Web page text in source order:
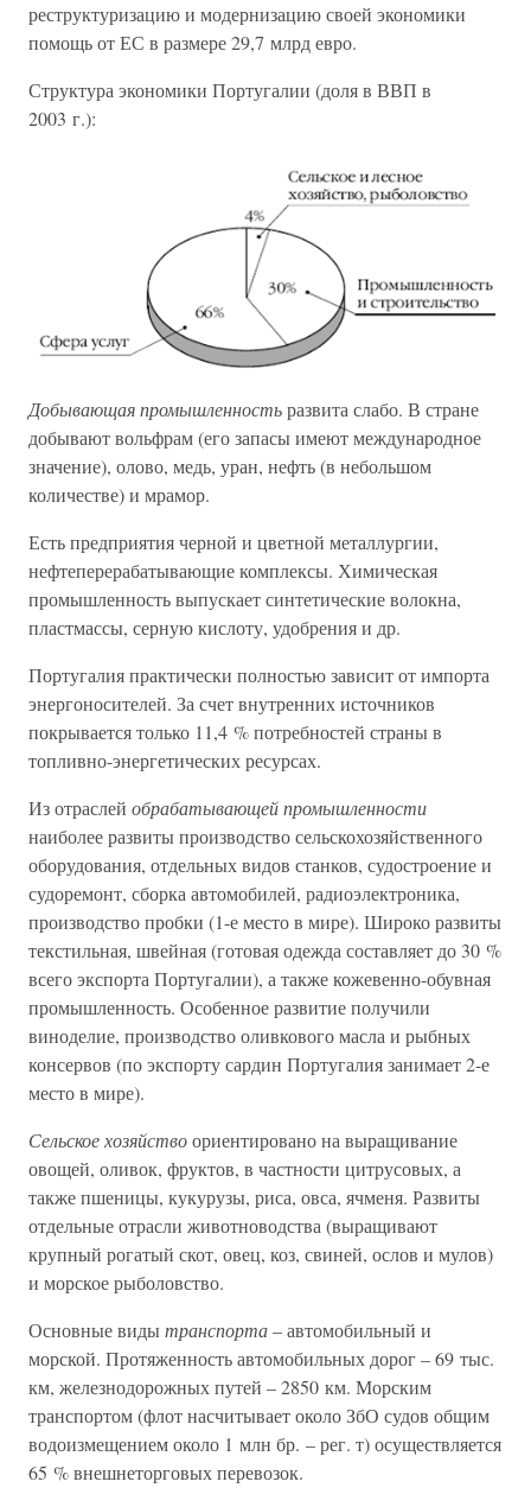
реструктуризацию и модернизацию своей экономики
помощь от ЕС в размере 29,7 млрд евро.
Структура экономики Португалии (доля в ВВП в
2003 г.):
Добывающая промышленностьразвита слабо. В стране
добывают вольфрам (его запасы имеют международное
значение), олово, медь, уран, нефть (в небольшом
количестве) и мрамор.
Есть предприятия черной и цветной металлургии,
нефтеперерабатывающие комплексы. Химическая
промышленность выпускает синтетические волокна,
пластмассы, серную кислоту, удобрения и др.
Португалия практически полностью зависит от импорта
энергоносителей. За счет внутренних источников
покрывается только 11,4 % потребностей страны в
топливно-энергетических ресурсах.
Из отраслей обрабатывающей промышленности
наиболее развиты производство сельскохозяйственного
оборудования, отдельных видов станков, судостроение и
судоремонт, сборка автомобилей, радиоэлектроника,
производство пробки (1-е место в мире). Широко развиты
текстильная, швейная (готовая одежда составляет до 30 %
всего экспорта Португалии), а также кожевенно-обувная
промышленность. Особенное развитие получили
виноделие, производство оливкового масла и рыбных
консервов (по экспорту сардин Португалия занимает 2-е
место в мире).
Сельское хозяйствоориентировано на выращивание
овощей, оливок, фруктов, в частности цитрусовых, а
также пшеницы, кукурузы, риса, овса, ячменя. Развиты
отдельные отрасли животноводства (выращивают
крупный рогатый скот, овец, коз, свиней, ослов и мулов)
и морское рыболовство.
Основные видытранспорта– автомобильный и
морской. Протяженность автомобильных дорог – 69 тыс.
км, железнодорожных путей – 2850 км. Морским
транспортом (флот насчитывает около ЗбО судов общим
водоизмещением около 1 млн бр. – рег. т) осуществляется
65 % внешнеторговых перевозок.